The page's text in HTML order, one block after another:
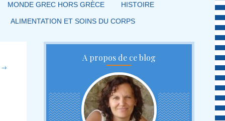
MONDE GREC HORS GRÈCE HISTOIRE
ALIMENTATION ET SOINS DU CORPS
→
A propos de ce blog